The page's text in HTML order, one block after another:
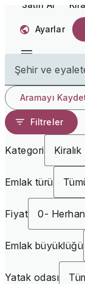
Satın Al
Ayarlar
Şehir ve
Aramayı
Filtreler
Kategori
Emlak türü
Fiyat 0-
Emlak büyüklüğü
Yatak odası